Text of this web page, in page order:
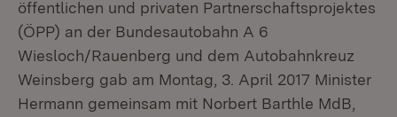
öffentlichen und privaten Partnerschaftsprojektes
(ÖPP) an der Bundesautobahn A 6
Wiesloch/Rauenberg und dem Autobahnkreuz
Weinsberg gab am Montag, 3. April 2017 Minister
Hermann gemeinsam mit Norbert Barthle MdB,